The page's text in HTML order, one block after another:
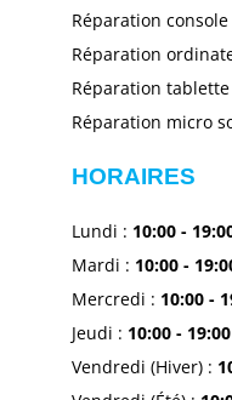
Réparation console
Réparation
Réparation tablette
Réparation micro
HORAIRES
Lundi : 10:00 - 19
Mardi : 10:00 - 19
Mercredi : 10:00 -
Jeudi : 10:00 - 19:00
Vendredi (Hiver) :